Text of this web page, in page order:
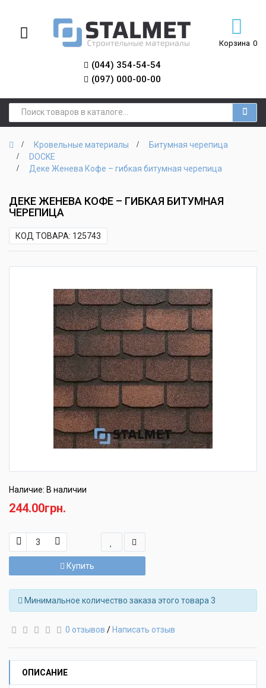
(044) 354-54-54
(097) 000-00-00
Корзина 0
Кровельные материалы
Битумная черепица
DOCKE
Деке Женева Кофе – гибкая битумная черепица
ДЕКЕ ЖЕНЕВА КОФЕ – ГИБКАЯ БИТУМНАЯ
ЧЕРЕПИЦА
КОД ТОВАРА: 125743
Наличие: В наличии
244.00грн.
Купить
Минимальное количество заказа этого товара 3
0 отзывов / Написать отзыв
ОПИСАНИЕ